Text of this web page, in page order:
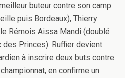
buteur contre son camp
puis Bordeaux), Thierry
Rémois Aissa Mandi (doublé
des Princes). Ruffier devient
à inscrire deux buts contre
en confirme un